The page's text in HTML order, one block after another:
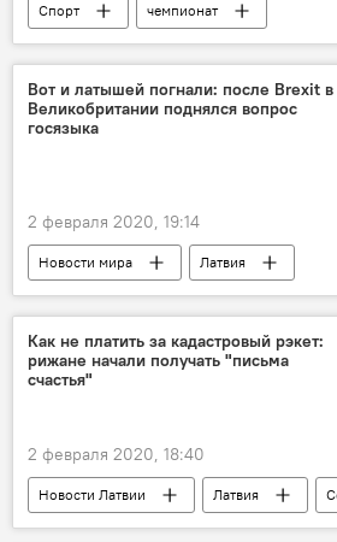
Спорт чемпионат
Вот и латышей погнали: после Brexit в
Великобритании поднялся вопрос
госязыка
2 февраля 2020, 19:14
Новости мира
Латвия
Великобритания
латыши
госязык
Как не платить за кадастровый рэкет:
рижане начали получать "письма
счастья"
2 февраля 2020, 18:40
Новости Латвии Латвия
Рига